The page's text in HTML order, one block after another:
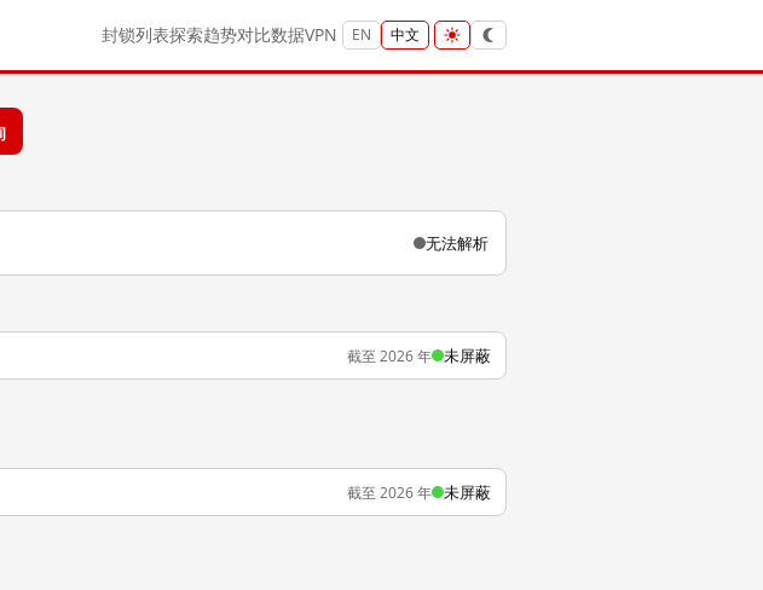
封锁列表探索趋势对比数据VPN EN 中文
无法解析
截至 2026 年 未屏蔽
截至 2026 年 未屏蔽